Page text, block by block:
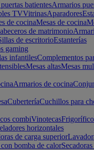
batientesArmarios
TVVitrinasAparadores
de cocinaMesas de cocina
de matrimonio
de escritorioEstanterías
gaming
infantilesComplementos
Mesas altasMesas
Armarios de cocina
CuberteríaCuchillos para
combiVinotecas
horizontales
de carga superior
con bomba de calor